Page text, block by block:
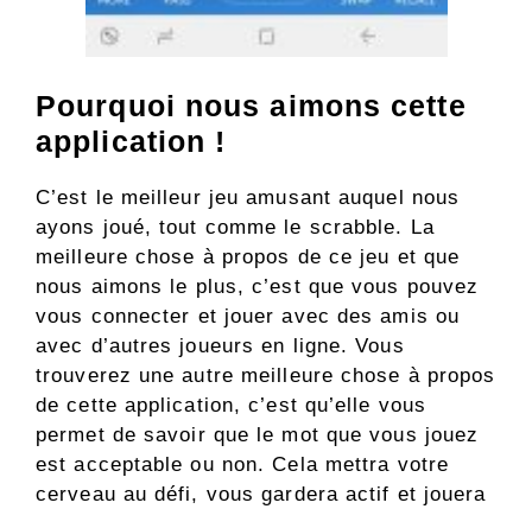
Pourquoi nous aimons cette
application !
C’est le meilleur jeu amusant auquel nous
ayons joué, tout comme le scrabble. La
meilleure chose à propos de ce jeu et que
nous aimons le plus, c’est que vous pouvez
vous connecter et jouer avec des amis ou
avec d’autres joueurs en ligne. Vous
trouverez une autre meilleure chose à propos
de cette application, c’est qu’elle vous
permet de savoir que le mot que vous jouez
est acceptable ou non. Cela mettra votre
cerveau au défi, vous gardera actif et jouera